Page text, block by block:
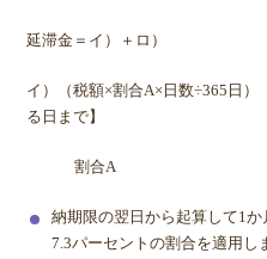
延滞金＝イ）＋ロ）
イ）（税額×割合A×日数÷365日
る日まで】
割合A
納期限の翌日から起算して1
7.3パーセントの割合を適用し